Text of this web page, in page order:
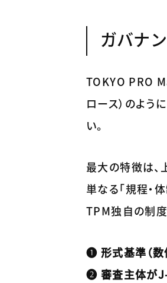
ガバナ
TOKYO PRO
ロース）のよう
い。
最大の特徴は、
単なる「規程・
TPM独自の制
❶ 形式基準（数
❷ 審査主体がJ-